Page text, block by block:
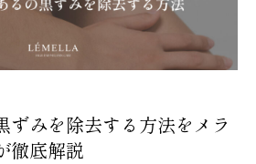
ずみを除去する方法をメラ
徹底解説